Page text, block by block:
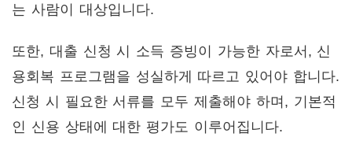
는 사람이 대상입니다.
또한, 대출 신청 시 소득 증빙이 가능한 자로서, 신
용회복 프로그램을 성실하게 따르고 있어야 합니다.
신청 시 필요한 서류를 모두 제출해야 하며, 기본적
인 신용 상태에 대한 평가도 이루어집니다.